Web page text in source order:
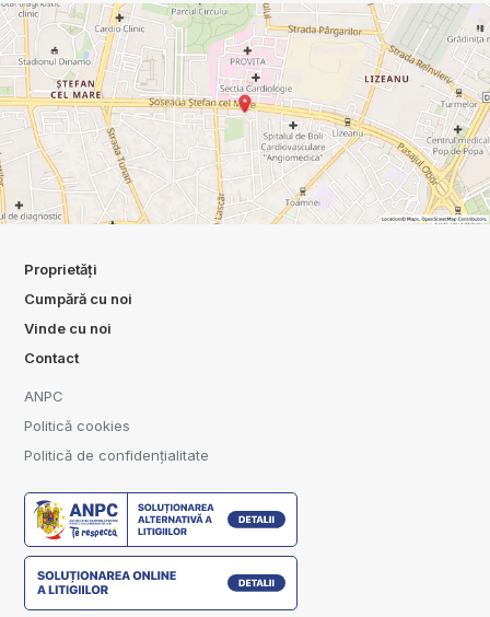
Proprietăți
Cumpără cu noi
Vinde cu noi
Contact
ANPC
Politică cookies
Politică de confidențialitate